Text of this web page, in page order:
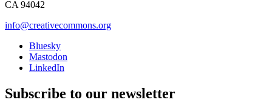
CA 94042
info@creativecommons.org
Bluesky
Mastodon
LinkedIn
Subscribe to our newsletter